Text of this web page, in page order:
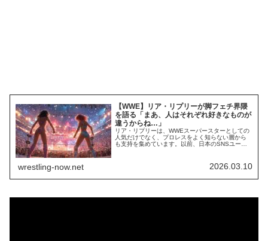
【WWE】リア・リプリーが脚フェチ界隈
を語る「まあ、人はそれぞれ好きなものが
違うからね…」
リア・リプリーは、WWEスーパースターとしての
人気だけでなく、プロレスをよく知らない層から
も支持を集めています。以前、日本のSNSユーザ
特定層のツボを突きまくっており、今後も人気を
維持することは確実です。最新のインタビュー
wrestling-now.net 2026.03.10